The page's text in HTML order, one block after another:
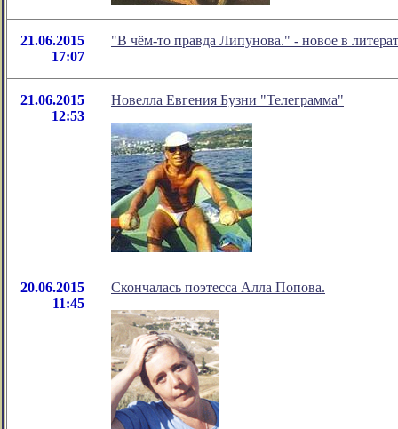
21.06.2015
17:07
"В чём-то правда Липунова." - новое в
21.06.2015
12:53
Новелла Евгения Бузни "Телеграмма"
20.06.2015
11:45
Скончалась поэтесса Алла Попова.